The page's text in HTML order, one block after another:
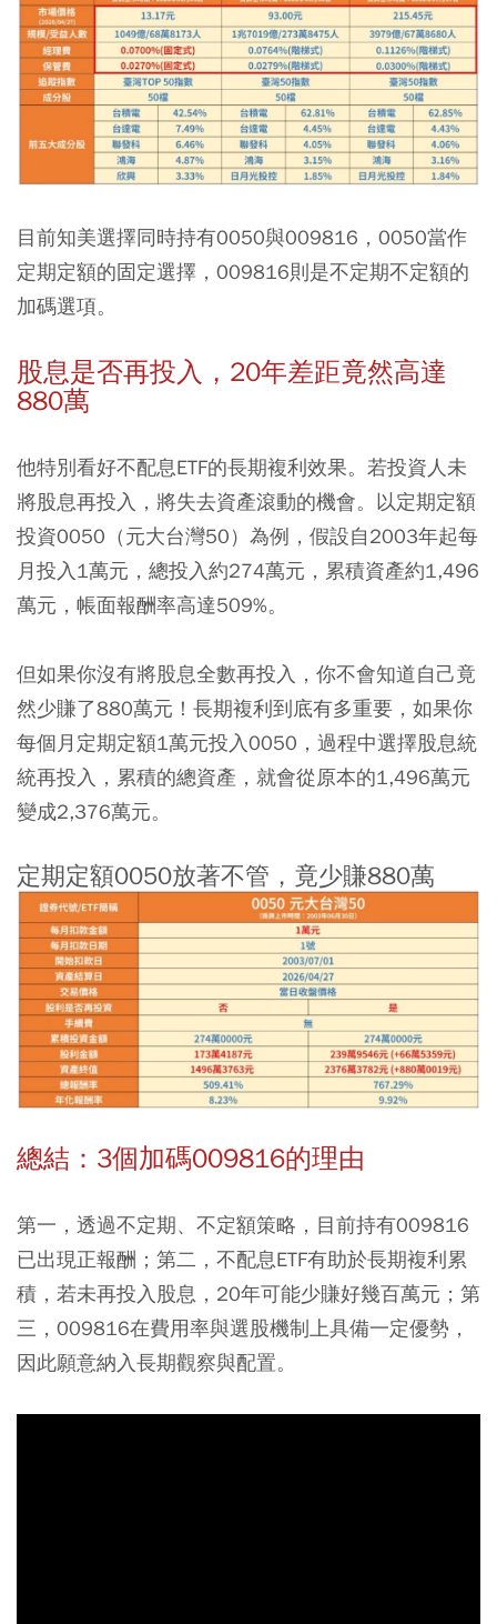
目前知美選擇同時持有0050與009816，0050當作
定期定額的固定選擇，009816則是不定期不定額的
加碼選項。
股息是否再投入，20年差距竟然高達
880萬
他特別看好不配息ETF的長期複利效果。若投資人未
將股息再投入，將失去資產滾動的機會。以定期定額
投資0050（元大台灣50）為例，假設自2003年起每
月投入1萬元，總投入約274萬元，累積資產約1,496
萬元，帳面報酬率高達509%。
但如果你沒有將股息全數再投入，你不會知道自己竟
然少賺了880萬元！長期複利到底有多重要，如果你
每個月定期定額1萬元投入0050，過程中選擇股息統
統再投入，累積的總資產，就會從原本的1,496萬元
變成2,376萬元。
定期定額0050放著不管，竟少賺880萬
總結：3個加碼009816的理由
第一，透過不定期、不定額策略，目前持有009816
已出現正報酬；第二，不配息ETF有助於長期複利累
積，若未再投入股息，20年可能少賺好幾百萬元；第
三，009816在費用率與選股機制上具備一定優勢，
因此願意納入長期觀察與配置。